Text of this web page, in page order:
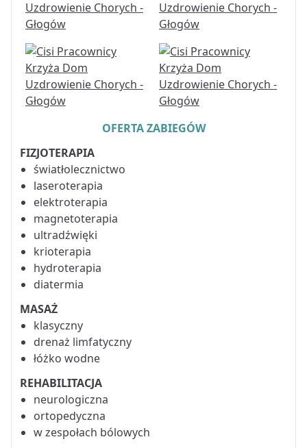
OFERTA ZABIEGÓW
FIZJOTERAPIA
światłolecznictwo
laseroterapia
elektroterapia
magnetoterapia
ultradźwięki
krioterapia
hydroterapia
diatermia
MASAŻ
klasyczny
drenaż limfatyczny
łóżko wodne
REHABILITACJA
neurologiczna
ortopedyczna
w zespołach bólowych